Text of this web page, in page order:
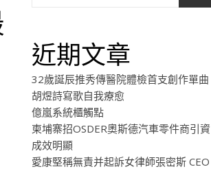
近期文章
32歲誕辰推秀傳醫院體檢首支創作單曲
胡煜詩寫歌自我療愈
億嵐系統櫃觸點
柬埔寨招OSDER奧斯德汽車零件商引資
成效明顯
愛康堅稱無責并起訴女律師張密斯 CEO